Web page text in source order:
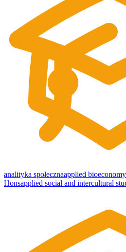
analityka społecznaapplied bioeconomy
Honsapplied social and intercultural